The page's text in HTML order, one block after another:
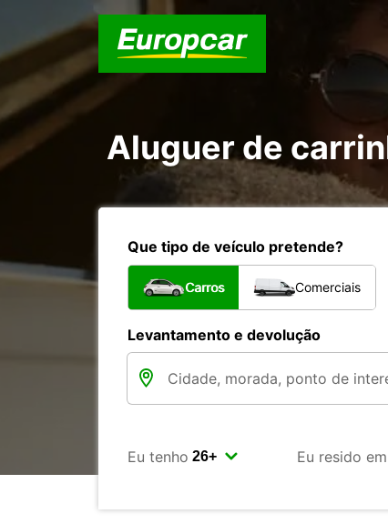
Aluguer de
Que tipo de veículo pretende?
Carros Comerciais
Levantamento e devolução
Eu tenho Eu resido em